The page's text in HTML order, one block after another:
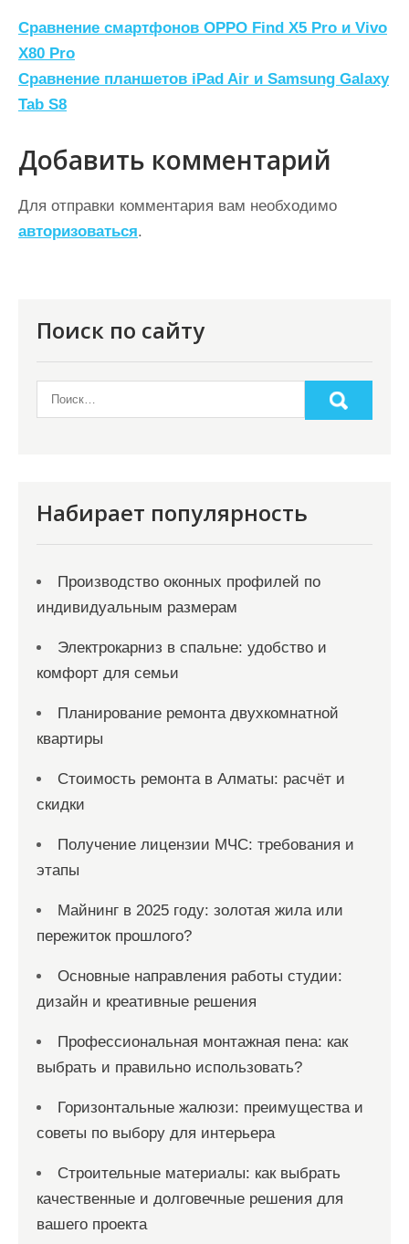
Н
а
в
и
г
а
ц
и
м
Сравнение смартфонов OPPO Find X5 Pro и Vivo
X80 Pro
Сравнение планшетов iPad Air и Samsung Galaxy
Tab S8
Добавить комментарий
Для отправки комментария вам необходимо
авторизоваться.
Поиск по сайту
Набирает популярность
Производство оконных профилей по
индивидуальным размерам
Электрокарниз в спальне: удобство и
комфорт для семьи
Планирование ремонта двухкомнатной
квартиры
Стоимость ремонта в Алматы: расчёт и
скидки
Получение лицензии МЧС: требования и
этапы
Майнинг в 2025 году: золотая жила или
пережиток прошлого?
Основные направления работы студии:
дизайн и креативные решения
Профессиональная монтажная пена: как
выбрать и правильно использовать?
Горизонтальные жалюзи: преимущества и
советы по выбору для интерьера
Строительные материалы: как выбрать
качественные и долговечные решения для
вашего проекта